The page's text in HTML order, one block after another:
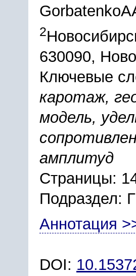
2
630090,
Ключевые
каротаж,
модель,
амплитуд
Страницы:
Аннотация
DOI: